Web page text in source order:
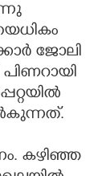
ജോലി
കഴിഞ്ഞ